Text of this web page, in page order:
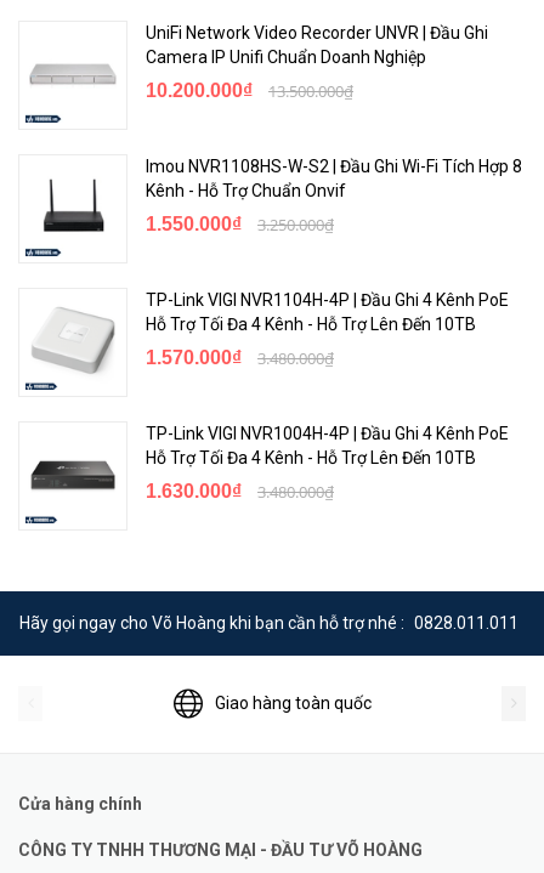
UniFi Network Video Recorder UNVR | Đầu Ghi
Camera IP Unifi Chuẩn Doanh Nghiệp
10.200.000₫ 13.500.000₫
Imou NVR1108HS-W-S2 | Đầu Ghi Wi-Fi Tích Hợp 8
Kênh - Hỗ Trợ Chuẩn Onvif
1.550.000₫ 3.250.000₫
TP-Link VIGI NVR1104H-4P | Đầu Ghi 4 Kênh PoE
Hỗ Trợ Tối Đa 4 Kênh - Hỗ Trợ Lên Đến 10TB
1.570.000₫ 3.480.000₫
TP-Link VIGI NVR1004H-4P | Đầu Ghi 4 Kênh PoE
Hỗ Trợ Tối Đa 4 Kênh - Hỗ Trợ Lên Đến 10TB
1.630.000₫ 3.480.000₫
Hãy gọi ngay cho Võ Hoàng khi bạn cần hỗ trợ nhé : 0828.011.011
Giao hàng toàn quốc
Cửa hàng chính
CÔNG TY TNHH THƯƠNG MẠI - ĐẦU TƯ VÕ HOÀNG